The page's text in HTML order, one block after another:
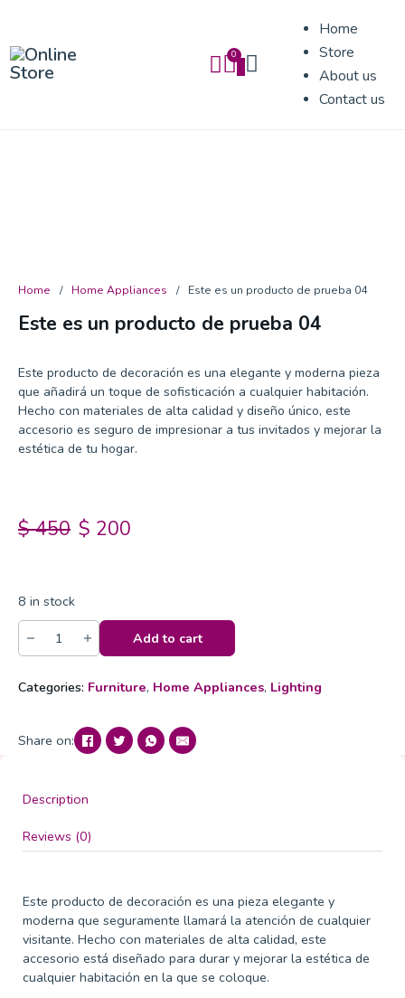
Home
Store
About us
Contact us
0
0
$0
Home / Home Appliances / Este es un producto de prueba 04
Este es un producto de prueba 04
Este producto de decoración es una elegante y moderna pieza
que añadirá un toque de sofisticación a cualquier habitación.
Hecho con materiales de alta calidad y diseño único, este
accesorio es seguro de impresionar a tus invitados y mejorar la
estética de tu hogar.
$450 $ 200
8 in stock
Este es un producto de prueba 04 quantity
Add to cart
Categories: Furniture, Home Appliances, Lighting
Share on:
Description
Reviews (0)
Este producto de decoración es una pieza elegante y
moderna que seguramente llamará la atención de cualquier
visitante. Hecho con materiales de alta calidad, este
accesorio está diseñado para durar y mejorar la estética de
cualquier habitación en la que se coloque.